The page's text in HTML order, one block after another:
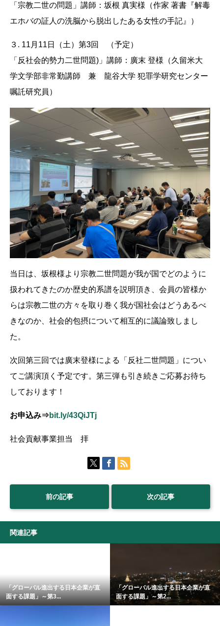
「宗教二世の問題」講師：坂根 真実様（作家 著書『解毒
エホバの証人の洗脳から脱出したある女性の手記』）
３. 11月11日（土）第3回 （予定）
「反社会的勢力二世問題)」講師：廣末 登様（久留米大
学文学部非常勤講師 兼 龍谷大学 犯罪学研究センター
嘱託研究員）
当日は、坂根様より宗教二世問題が我が国でどのように
扱われてきたのか歴史的系譜を説明頂き、会員の皆様か
らは宗教二世の方々を取り巻く我が国社会はどうあるべ
きなのか、社会的包摂について相互的に議論致しまし
た。
次回第三回では廣末登様による「反社二世問題」につい
てご講演頂く予定です。第三弾も引き続きご応募お待ち
しております！
お申込み⇒bit.ly/43QiJTj
社会貢献事業担当 拝
前の記事 次の記事
関連記事
「グローバル進出する日本企業が直
面する課題」～第3...
「グローバル進出する日本企業が直
面する課題」～第2...